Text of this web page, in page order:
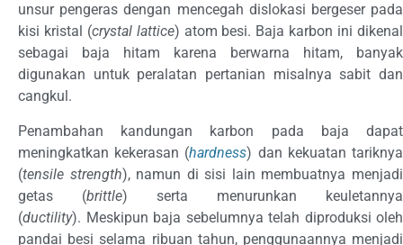
unsur pengeras dengan mencegah dislokasi bergeser pada
kisi kristal (crystal lattice) atom besi. Baja karbon ini dikenal
sebagai baja hitam karena berwarna hitam, banyak
digunakan untuk peralatan pertanian misalnya sabit dan
cangkul.
Penambahan kandungan karbon pada baja dapat
meningkatkan kekerasan (hardness) dan kekuatan tariknya
(tensile strength), namun di sisi lain membuatnya menjadi
getas (brittle) serta menurunkan keuletannya
(ductility). Meskipun baja sebelumnya telah diproduksi oleh
pandai besi selama ribuan tahun, penggunaannya menjadi